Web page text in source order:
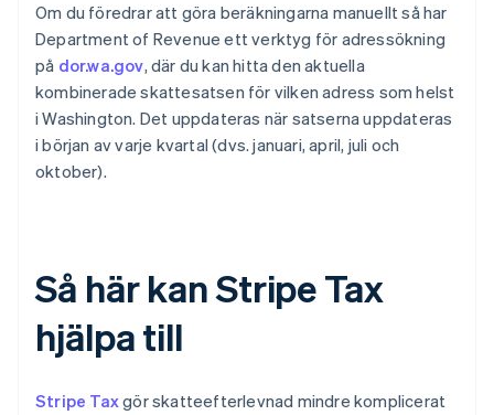
Om du föredrar att göra beräkningarna manuellt så har
Department of Revenue ett verktyg för adressökning
på dor.wa.gov, där du kan hitta den aktuella
kombinerade skattesatsen för vilken adress som helst
i Washington. Det uppdateras när satserna uppdateras
i början av varje kvartal (dvs. januari, april, juli och
oktober).
Så här kan Stripe Tax
hjälpa till
Stripe Taxgör skatteefterlevnad mindre komplicerat